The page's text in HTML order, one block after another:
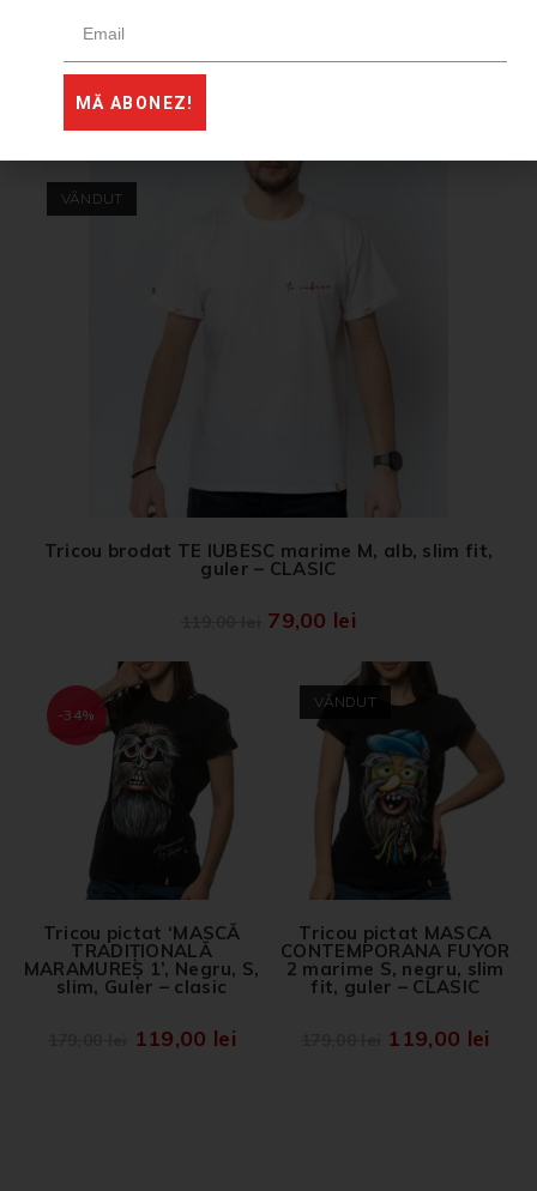
Dimitrie Salmen 30, Corp B Apartament 1, Sector 2.
Produse similare
VÂNDUT
Tricou brodat TE IUBESC marime M, alb, slim fit,
guler – CLASIC
79,00 lei
-34%
Tricou pictat ‘MASCĂ
TRADIȚIONALĂ
MARAMUREȘ 1’, Negru, S,
slim, Guler – clasic
119,00 lei
VÂNDUT
Tricou pictat MASCA
CONTEMPORANA FUYOR
2 marime S, negru, slim
fit, guler – CLASIC
119,00 lei
MĂ ABONEZ!